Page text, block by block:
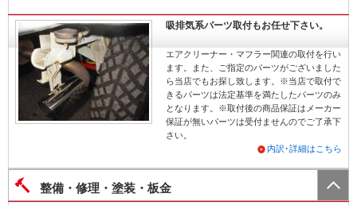
吸排気系パーツ取付もお任せ下さい。
エアクリーナー・マフラー関連の取付を行い
ます。また、ご指定のパーツがございました
ら当店でもお探し致します。※当店で取付で
きるパーツは法定基準を満たしたパーツのみ
となります。※取付後の商品保証はメーカー
保証が無いパーツは受付ませんのでご了承下
さい。
内訳･詳細はこちら
整備・修理・塗装・板金